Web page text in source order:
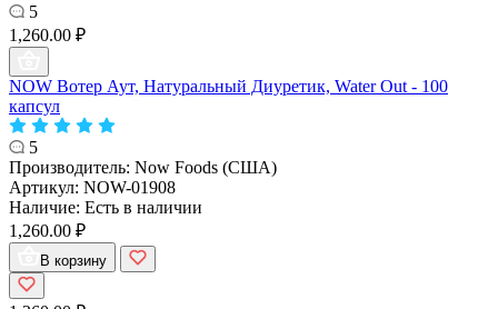
5
1,260.00 ₽
NOW Вотер Аут, Натуральный Диуретик, Water Out - 100
капсул
5
Производитель: Now Foods (США)
Артикул: NOW-01908
Наличие: Есть в наличии
1,260.00 ₽
В корзину